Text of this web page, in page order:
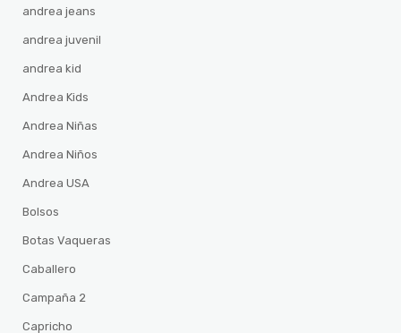
andrea jeans
andrea juvenil
andrea kid
Andrea Kids
Andrea Niñas
Andrea Niños
Andrea USA
Bolsos
Botas Vaqueras
Caballero
Campaña 2
Capricho